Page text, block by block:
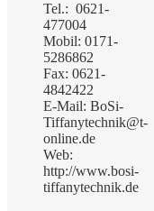
Tel.: 0621-
477004
Mobil: 0171-
5286862
Fax: 0621-
4842422
E-Mail: BoSi-
Tiffanytechnik@t-
online.de
Web:
http://www.bosi-
tiffanytechnik.de